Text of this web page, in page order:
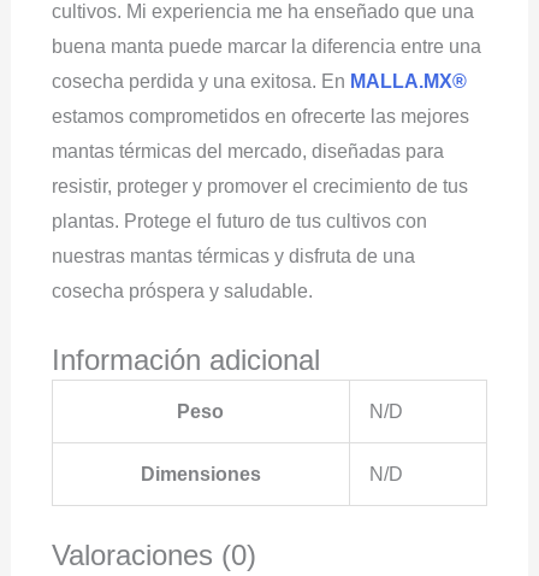
cultivos. Mi experiencia me ha enseñado que una
buena manta puede marcar la diferencia entre una
cosecha perdida y una exitosa. En MALLA.MX®
estamos comprometidos en ofrecerte las mejores
mantas térmicas del mercado, diseñadas para
resistir, proteger y promover el crecimiento de tus
plantas. Protege el futuro de tus cultivos con
nuestras mantas térmicas y disfruta de una
cosecha próspera y saludable.
Información adicional
Peso N/D
Dimensiones N/D
Valoraciones (0)